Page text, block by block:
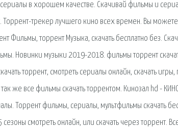
в хорошем качестве. Скачивай фильмы и
трекер лучшего кино всех времен. Вы
Фильмы, торрент Музыка, скачать бесплатно без.
Новинки музыки 2019-2018. фильмы торрент
торрент, смотреть сериалы онлайн, скачать
же все фильмы скачать торрентом. Кинозал hd -
Торрент фильмы, сериалы, мультфильмы скачать
смотреть онлайн, или скачать через торрент.